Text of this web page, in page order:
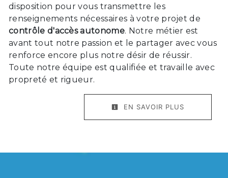
disposition pour vous transmettre les
renseignements nécessaires à votre projet de
contrôle d'accès autonome. Notre métier est
avant tout notre passion et le partager avec vous
renforce encore plus notre désir de réussir.
Toute notre équipe est qualifiée et travaille avec
propreté et rigueur.
EN SAVOIR PLUS